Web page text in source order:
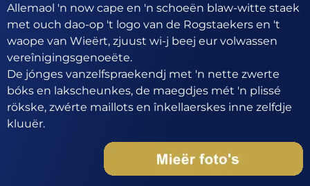
Allemaol 'n now cape en 'n schoeën blaw-witte staek
met ouch dao-op 't logo van de Rogstaekers en 't
waope van Wieërt, zjuust wi-j beej eur volwassen
vereînigingsgenoeëte.
De jónges vanzelfspraekendj met 'n nette zwerte
bóks en lakscheunkes, de maegdjes mét 'n plissé
rökske, zwérte maillots en înkellaerskes inne zelfdje
kluuër.